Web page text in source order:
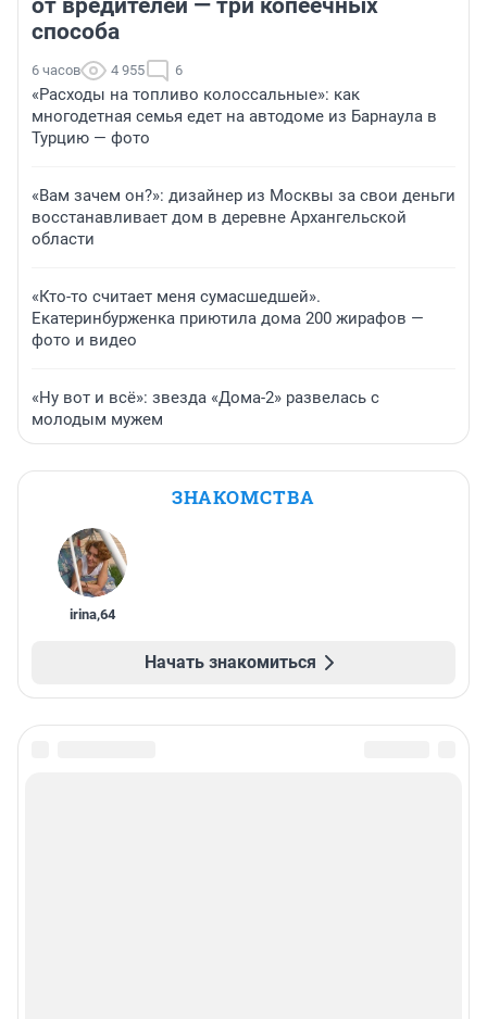
способа
6 часов 4 955 6
«Расходы на топливо колоссальные»: как
многодетная семья едет на автодоме из Барнаула в
Турцию — фото
«Вам зачем он?»: дизайнер из Москвы за свои деньги
восстанавливает дом в деревне Архангельской
области
«Кто-то считает меня сумасшедшей».
Екатеринбурженка приютила дома 200 жирафов —
фото и видео
«Ну вот и всё»: звезда «Дома-2» развелась с
молодым мужем
ЗНАКОМСТВА
irina,64
Начать знакомиться